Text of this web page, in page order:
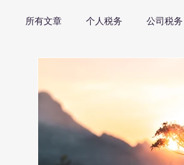
所有文章 个人税务 公司税务